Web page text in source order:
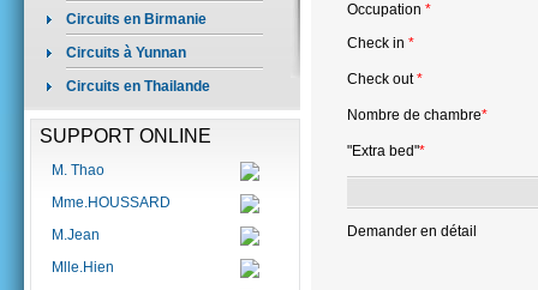
Circuits en Birmanie
Circuits à Yunnan
Circuits en Thailande
SUPPORT ONLINE
M. Thao
Mme.HOUSSARD
M.Jean
Mlle.Hien
Occupation *
Check in *
Check out*
Nombre de chambre*
"Extra bed"*
Demander en détail